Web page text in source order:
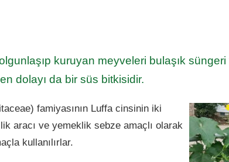
kuruyan meyveleri bulaşık
dolayı da bir süs bitkisidir.
famiyasının Luffa cinsinin iki
aracı ve yemeklik sebze amaçlı olarak
kullanılırlar.